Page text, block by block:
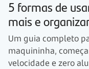
5 formas de
mais e
Um guia completo
maquininha,
velocidade e zero